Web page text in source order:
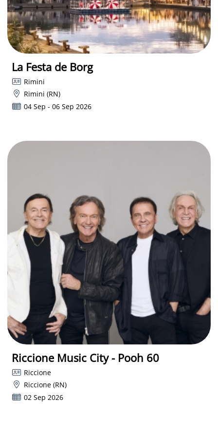
La Festa de Borg
Rimini
Rimini (RN)
04 Sep - 06 Sep 2026
Riccione Music City - Pooh 60
Riccione
Riccione (RN)
02 Sep 2026